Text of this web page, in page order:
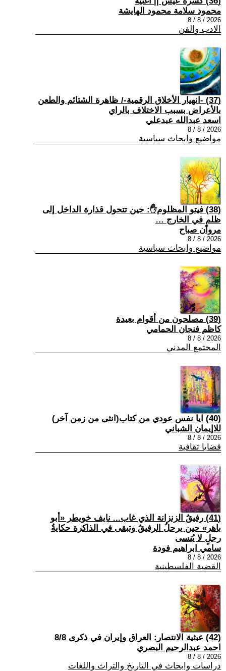
محمود سلامة محمود الهايشة
2026 / 8 / 8
الادب والفن
(37) -انهيار الأخلاق الرقمية-/ ظاهرة الشتائم والطعن
بالأعراض بسبب الاختلاف بالراي
اسعد عبدالله عبدعلي
2026 / 8 / 8
مواضيع وابحاث سياسية
(38) فيتو المظلوم✋: حين تتحول قذارة الداخل إلى
ظلمٍ في الخارج …
مروان صباح
2026 / 8 / 8
مواضيع وابحاث سياسية
(39) مصلحون من أقوام بعيدة
كاظم فنجان الحمامي
2026 / 8 / 8
المجتمع المدني
(40) ايا نفس عودي من كتاب(انثى من زمن آخر)
للاإيمان الشباني
2026 / 8 / 8
قضايا ثقافية
(41) رفيقُ الزنزانة الذي غاب... نايف خويطر «أبو
باهر» حين يرحلُ الرفيقُ وتبقى في الذاكرة حكايةُ
رجلٍ لا يُنسى
سامي ابراهيم فودة
2026 / 8 / 8
القضية الفلسطينية
(42) عبثية الانتصار: العراق وإيران في ذكرى 8/8
احمد عبدالرحيم البصري
2026 / 8 / 8
دراسات وابحاث في التاريخ والتراث واللغات